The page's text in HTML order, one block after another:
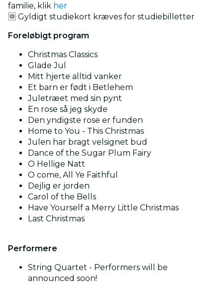
familie, klik her
🆔 Gyldigt studiekort kræves for studiebilletter
Foreløbigt program
Christmas Classics
Glade Jul
Mitt hjerte alltid vanker
Et barn er født i Betlehem
Juletræet med sin pynt
En rose så jeg skyde
Den yndigste rose er funden
Home to You - This Christmas
Julen har bragt velsignet bud
Dance of the Sugar Plum Fairy
O Hellige Natt
O come, All Ye Faithful
Dejlig er jorden
Carol of the Bells
Have Yourself a Merry Little Christmas
Last Christmas
Performere
String Quartet - Performers will be
announced soon!